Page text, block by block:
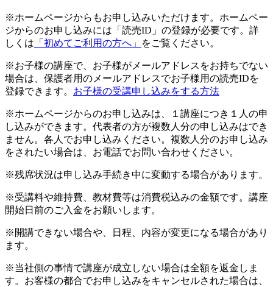
※ホームページからもお申し込みいただけます。ホームペー
ジからのお申し込みには「読売ID」の登録が必要です。詳
しくは 「初めてご利用の方へ」 をご覧ください。
※お子様の講座で、お子様がメールアドレスをお持ちでない
場合は、保護者用のメールアドレスでお子様用の読売IDを
登録できます。 お子様の受講申し込みをする方法
※ホームページからのお申し込みは、１講座につき１人の申
し込みができます。代表者の方が複数人分の申し込みはでき
ません。各人でお申し込みください。複数人分のお申し込み
をされたい場合は、お電話でお問い合わせください。
※残席状況は申し込み手続き中に変動する場合があります。
※受講料や維持費、教材費等は消費税込みの金額です。講座
開始日前のご入金をお願いします。
※開講できない場合や、日程、内容が変更になる場合があり
ます。
※当社側の事情で講座が成立しない場合は全額を返金しま
す。お客様の都合でお申し込みをキャンセルされた場合は、